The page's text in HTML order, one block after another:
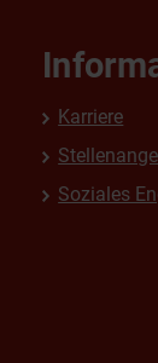
Karriere
Soziales